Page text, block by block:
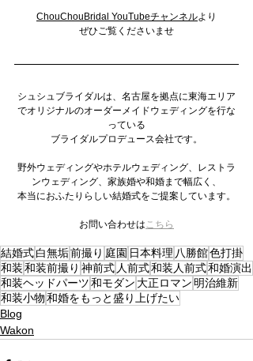
ChouChouBridal YouTubeチャンネルより
ぜひご覧くださいませ
シュシュブライダルは、名古屋を拠点に東海エリア
でオリジナルのオーダーメイドウェディングを行な
っている
ブライダルプロデュース会社です。
野外ウェディングやホテルウェディング、レストラ
ンウェディング、家族婚や和婚まで幅広く、
本当におふたりらしい結婚式をご提案しています。
お問い合わせはこちら
結婚式白無垢前撮り 庭園 日本料理 八勝館色打掛
和装和装前撮り 神前式 人前式和装人前式和婚演出
和装ヘッドパーツ和モダン 大正ロマン 明治維新
和装小物和婚をもっと盛り上げたい
Blog
Wakon